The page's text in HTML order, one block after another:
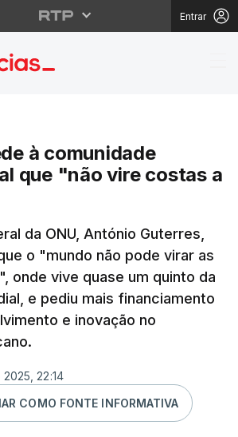
Entrar
pede à
à comunidade
que "não vire costas a
da ONU, António Guterres,
o "mundo não pode virar as
onde vive quase um quinto da
e pediu mais financiamento
e inovação no
22:14
COMO FONTE INFORMATIVA